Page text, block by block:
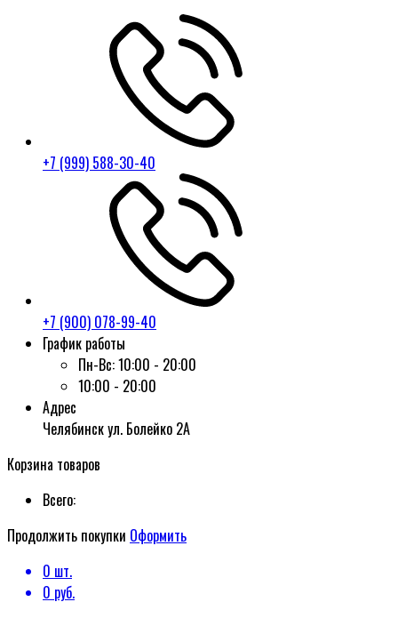
+7 (999) 588-30-40
+7 (900) 078-99-40
График работы
Пн-Вс:10:00 - 20:00
10:00 - 20:00
Адрес
Челябинск ул. Болейко 2А
Корзина товаров
Всего:
Продолжить покупки Оформить
0 шт.
0 руб.